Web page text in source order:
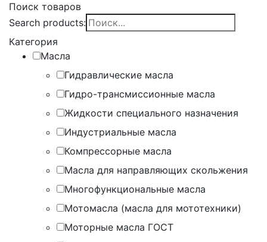
Поиск товаров
Search products:
Категория
Масла
Гидравлические масла
Гидро-трансмиссионные масла
Жидкости специального назначения
Индустриальные масла
Компрессорные масла
Масла для направляющих скольжения
Многофункциональные масла
Мотомасла (масла для мототехники)
Моторные масла ГОСТ